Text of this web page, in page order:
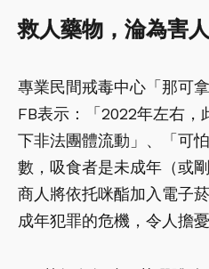
救人藥物，淪為害
專業民間戒毒中心「那可
FB表示：「2022年左右
下非法團體流動」、「可
數，吸食者是未成年（或
商人將依托咪酯加入電子
成年犯罪的危機，令人擔憂